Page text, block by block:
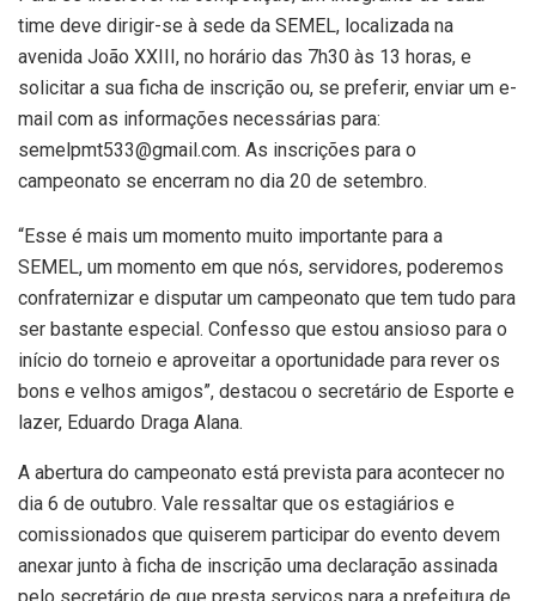
time deve dirigir-se à sede da SEMEL, localizada na
avenida João XXIII, no horário das 7h30 às 13 horas, e
solicitar a sua ficha de inscrição ou, se preferir, enviar um e-
mail com as informações necessárias para:
semelpmt533@gmail.com. As inscrições para o
campeonato se encerram no dia 20 de setembro.
“Esse é mais um momento muito importante para a
SEMEL, um momento em que nós, servidores, poderemos
confraternizar e disputar um campeonato que tem tudo para
ser bastante especial. Confesso que estou ansioso para o
início do torneio e aproveitar a oportunidade para rever os
bons e velhos amigos”, destacou o secretário de Esporte e
lazer, Eduardo Draga Alana.
A abertura do campeonato está prevista para acontecer no
dia 6 de outubro. Vale ressaltar que os estagiários e
comissionados que quiserem participar do evento devem
anexar junto à ficha de inscrição uma declaração assinada
pelo secretário de que presta serviços para a prefeitura de